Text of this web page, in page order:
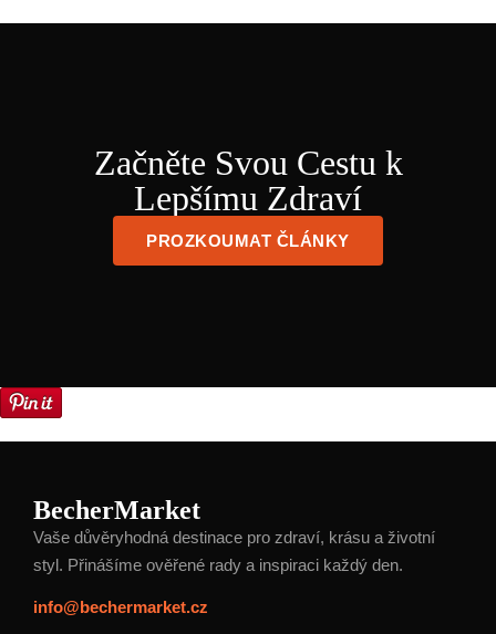
Začněte Svou Cestu k
Lepšímu Zdraví
PROZKOUMAT ČLÁNKY
BecherMarket
Vaše důvěryhodná destinace pro zdraví, krásu a životní
styl. Přinášíme ověřené rady a inspiraci každý den.
info@bechermarket.cz